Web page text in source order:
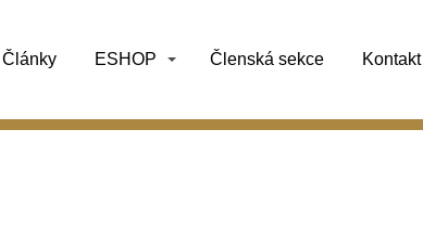
Články ESHOP Členská sekce Kontakt